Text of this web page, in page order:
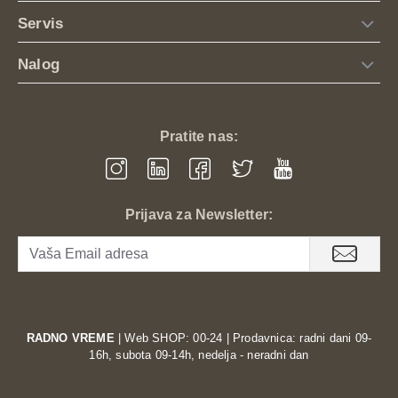
Servis
Nalog
Pratite nas:
Prijava za Newsletter:
RADNO VREME| Web SHOP: 00-24 | Prodavnica: radni dani 09-
16h, subota 09-14h, nedelja - neradni dan